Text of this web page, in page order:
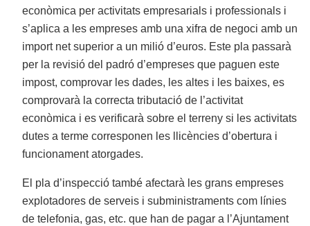
econòmica per activitats empresarials i professionals i
s’aplica a les empreses amb una xifra de negoci amb un
import net superior a un milió d’euros. Este pla passarà
per la revisió del padró d’empreses que paguen este
impost, comprovar les dades, les altes i les baixes, es
comprovarà la correcta tributació de l’activitat
econòmica i es verificarà sobre el terreny si les activitats
dutes a terme corresponen les llicències d’obertura i
funcionament atorgades.
El pla d’inspecció també afectarà les grans empreses
explotadores de serveis i subministraments com línies
de telefonia, gas, etc. que han de pagar a l’Ajuntament